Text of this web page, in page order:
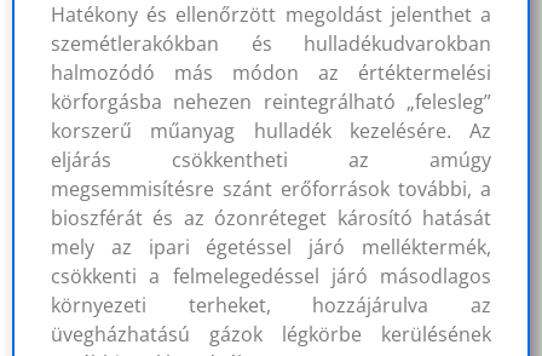
Hatékony és ellenőrzött megoldást jelenthet a
szemétlerakókban és hulladékudvarokban
halmozódó más módon az értéktermelési
körforgásba nehezen reintegrálható „felesleg”
korszerű műanyag hulladék kezelésére. Az
eljárás csökkentheti az amúgy
megsemmisítésre szánt erőforrások további, a
bioszférát és az ózonréteget károsító hatását
mely az ipari égetéssel járó melléktermék,
csökkenti a felmelegedéssel járó másodlagos
környezeti terheket, hozzájárulva az
üvegházhatású gázok légkörbe kerülésének